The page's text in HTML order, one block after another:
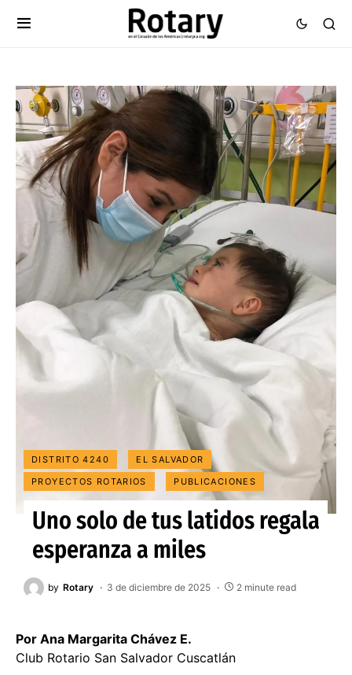
DISTRITO 4240
EL SALVADOR
PROYECTOS ROTARIOS
PUBLICACIONES
Uno solo de tus latidos regala
esperanza a miles
by Rotary 3 de diciembre de 2025 2 minute read
Por Ana Margarita Chávez E.
Club Rotario San Salvador Cuscatlán